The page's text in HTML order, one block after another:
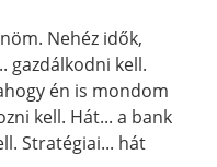
Nehéz idők,
gazdálkodni kell.
én is mondom
kell. Hát... a bank
Stratégiai... hát